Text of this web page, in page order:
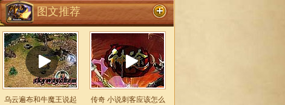
图文推荐
乌云遍布和牛魔王说起
传奇 小说刺客应该怎么